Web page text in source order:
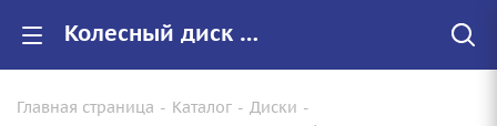
Колесный диск 20'' 5x130 ET45 D71,6 9,0J LS FlowForming RC72 MB+SSF Арт. WHS527624 купить в Саратове с доставкой - Запасное колесо
Главная страница - Каталог - Диски -